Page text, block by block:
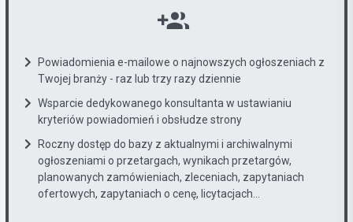
Powiadomienia e-mailowe o najnowszych ogłoszeniach z
Twojej branży - raz lub trzy razy dziennie
Wsparcie dedykowanego konsultanta w ustawianiu
kryteriów powiadomień i obsłudze strony
Roczny dostęp do bazy z aktualnymi i archiwalnymi
ogłoszeniami o przetargach, wynikach przetargów,
planowanych zamówieniach, zleceniach, zapytaniach
ofertowych, zapytaniach o cenę, licytacjach...